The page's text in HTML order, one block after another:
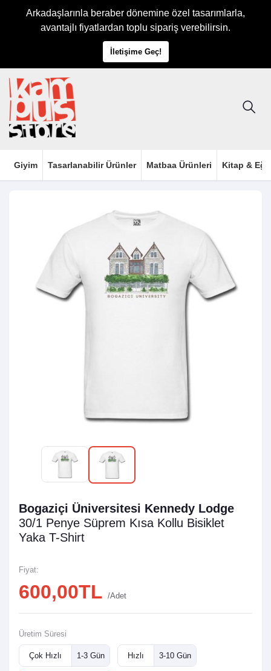
Arkadaşlarınla beraber dönemine özel tasarımlarla,
avantajlı fiyatlardan toplu sipariş verebilirsin.
İletişime Geç!
Giyim Tasarlanabilir Ürünler Matbaa Ürünleri Kitap &
Bogaziçi Üniversitesi Kennedy Lodge
30/1 Penye Süprem Kısa Kollu Bisiklet
Yaka T-Shirt
Fiyat:
600,00TL /Adet
Üretim Süresi
Çok Hızlı 1-3 Gün Hızlı 3-10 Gün